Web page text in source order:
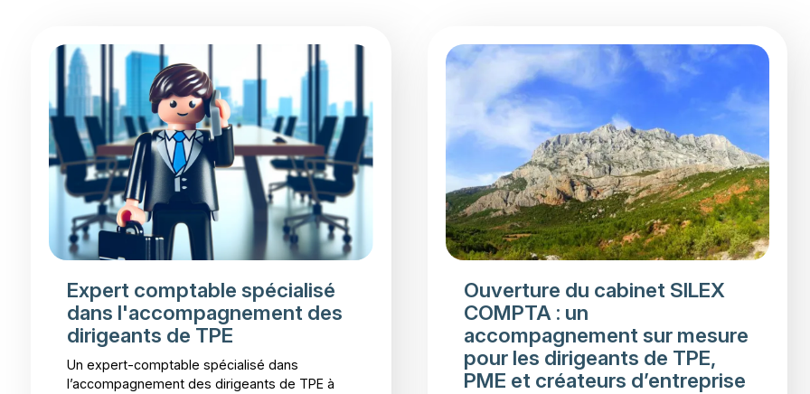
Expert comptable spécialisé
dans l'accompagnement des
dirigeants de TPE
Un expert-comptable spécialisé dans
l’accompagnement des dirigeants de TPE à
Ouverture du cabinet SILEX
COMPTA : un
accompagnement sur mesure
pour les dirigeants de TPE,
PME et créateurs d’entreprise